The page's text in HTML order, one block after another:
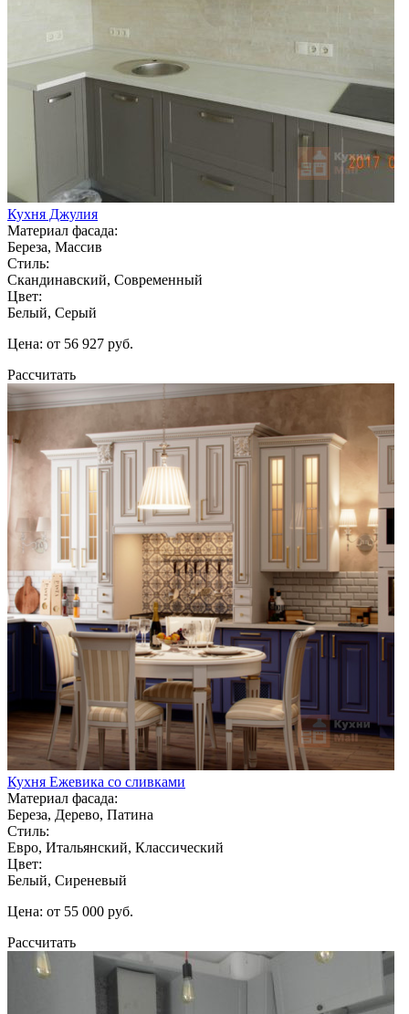
Кухня Джулия
Материал фасада:
Береза, Массив
Стиль:
Скандинавский, Современный
Цвет:
Белый, Серый
Цена: от 56 927 руб.
Рассчитать
Кухня Ежевика со сливками
Материал фасада:
Береза, Дерево, Патина
Стиль:
Евро, Итальянский, Классический
Цвет:
Белый, Сиреневый
Цена: от 55 000 руб.
Рассчитать